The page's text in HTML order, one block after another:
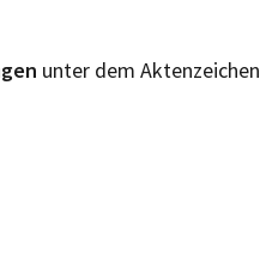
unter dem Aktenzeichen